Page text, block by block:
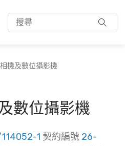
機及數位攝影機
數位攝影機
1 契約編號 26-